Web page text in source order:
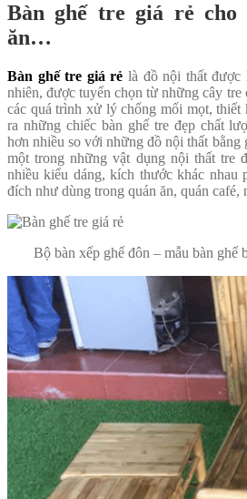
Bàn ghế tre giá rẻ cho
ăn…
Bàn ghế tre giá rẻ là đồ nội thất được
nhiên, được tuyển chọn từ những cây tre
các quá trình xử lý chống mối mọt, thiết
ra những chiếc bàn ghế tre đẹp chất
hơn nhiều so với những đồ nội thất bằng
một trong những vật dụng nội thất tre
nhiều kiểu dáng, kích thước khác nhau
đích như dùng trong quán ăn, quán
Bộ bàn xếp ghế đôn – mẫu bàn ghế